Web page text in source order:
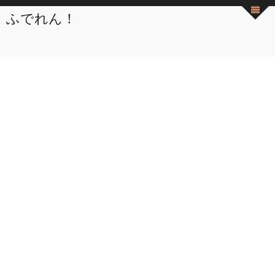
ふでれん！